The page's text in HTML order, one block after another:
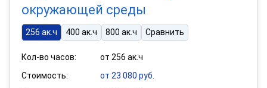
окружающей среды
256 ак.ч 400 ак.ч 800 ак.ч Сравнить
Кол-во часов:
от 256 ак.ч
Стоимость:
от 23 080 руб.